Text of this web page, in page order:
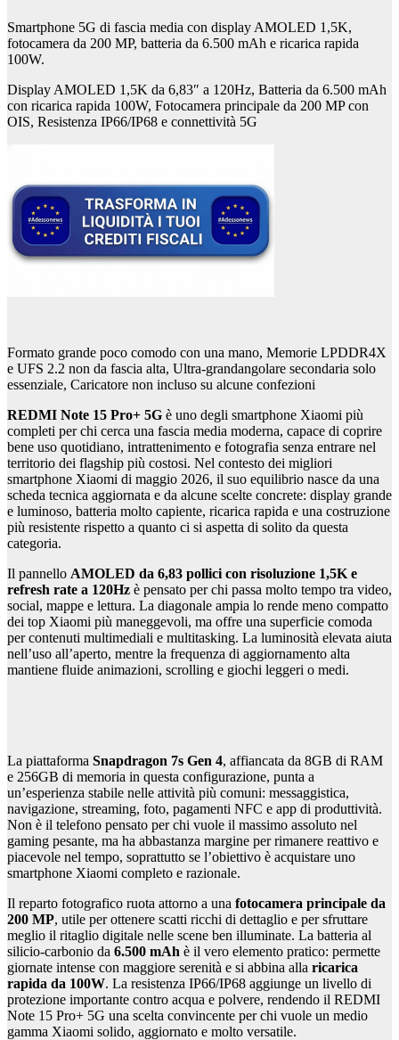
Smartphone 5G di fascia media con display AMOLED 1,5K,
fotocamera da 200 MP, batteria da 6.500 mAh e ricarica rapida
100W.
Display AMOLED 1,5K da 6,83″ a 120Hz, Batteria da 6.500 mAh
con ricarica rapida 100W, Fotocamera principale da 200 MP con
OIS, Resistenza IP66/IP68 e connettività 5G
Formato grande poco comodo con una mano, Memorie LPDDR4X
e UFS 2.2 non da fascia alta, Ultra-grandangolare secondaria solo
essenziale, Caricatore non incluso su alcune confezioni
REDMI Note 15 Pro+ 5G è uno degli smartphone Xiaomi più
completi per chi cerca una fascia media moderna, capace di coprire
bene uso quotidiano, intrattenimento e fotografia senza entrare nel
territorio dei flagship più costosi. Nel contesto dei migliori
smartphone Xiaomi di maggio 2026, il suo equilibrio nasce da una
scheda tecnica aggiornata e da alcune scelte concrete: display grande
e luminoso, batteria molto capiente, ricarica rapida e una costruzione
più resistente rispetto a quanto ci si aspetta di solito da questa
categoria.
Il pannello AMOLED da 6,83 pollici con risoluzione 1,5K e
refresh rate a 120Hz è pensato per chi passa molto tempo tra video,
social, mappe e lettura. La diagonale ampia lo rende meno compatto
dei top Xiaomi più maneggevoli, ma offre una superficie comoda
per contenuti multimediali e multitasking. La luminosità elevata aiuta
nell’uso all’aperto, mentre la frequenza di aggiornamento alta
mantiene fluide animazioni, scrolling e giochi leggeri o medi.
La piattaforma Snapdragon 7s Gen 4, affiancata da 8GB di RAM
e 256GB di memoria in questa configurazione, punta a
un’esperienza stabile nelle attività più comuni: messaggistica,
navigazione, streaming, foto, pagamenti NFC e app di produttività.
Non è il telefono pensato per chi vuole il massimo assoluto nel
gaming pesante, ma ha abbastanza margine per rimanere reattivo e
piacevole nel tempo, soprattutto se l’obiettivo è acquistare uno
smartphone Xiaomi completo e razionale.
Il reparto fotografico ruota attorno a una fotocamera principale da
200 MP, utile per ottenere scatti ricchi di dettaglio e per sfruttare
meglio il ritaglio digitale nelle scene ben illuminate. La batteria al
silicio-carbonio da 6.500 mAh è il vero elemento pratico: permette
giornate intense con maggiore serenità e si abbina alla ricarica
rapida da 100W. La resistenza IP66/IP68 aggiunge un livello di
protezione importante contro acqua e polvere, rendendo il REDMI
Note 15 Pro+ 5G una scelta convincente per chi vuole un medio
gamma Xiaomi solido, aggiornato e molto versatile.